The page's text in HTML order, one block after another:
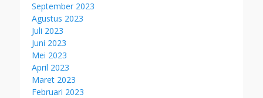
September 2023
Agustus 2023
Juli 2023
Juni 2023
Mei 2023
April 2023
Maret 2023
Februari 2023